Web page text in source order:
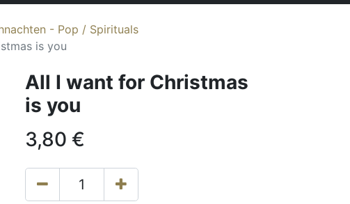
- Pop / Spirituals
is you
All I want for Christmas
is you
3,80 €